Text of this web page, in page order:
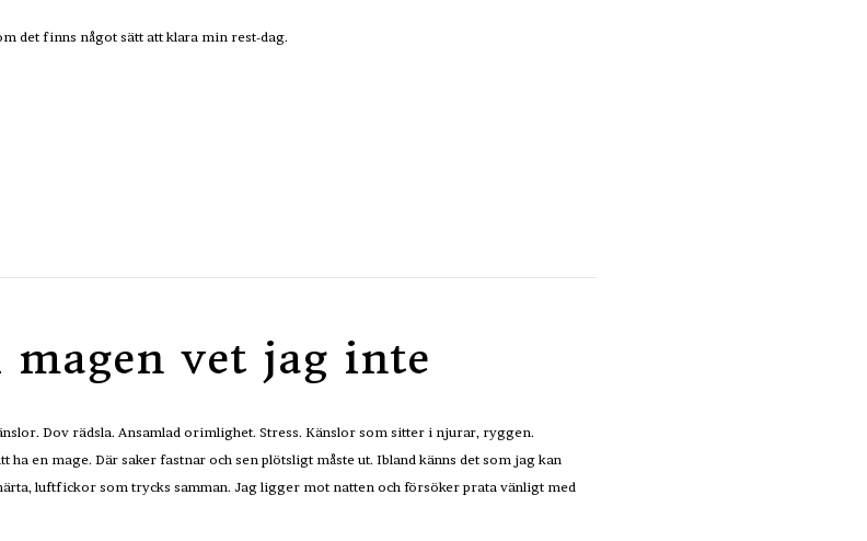
det finns något sätt att klara min rest-dag.
vet jag inte
Dov rädsla. Ansamlad orimlighet. Stress. Känslor som sitter i njurar, ryggen.
ha en mage. Där saker fastnar och sen plötsligt måste ut. Ibland känns det som jag kan
luftfickor som trycks samman. Jag ligger mot natten och försöker prata vänligt med